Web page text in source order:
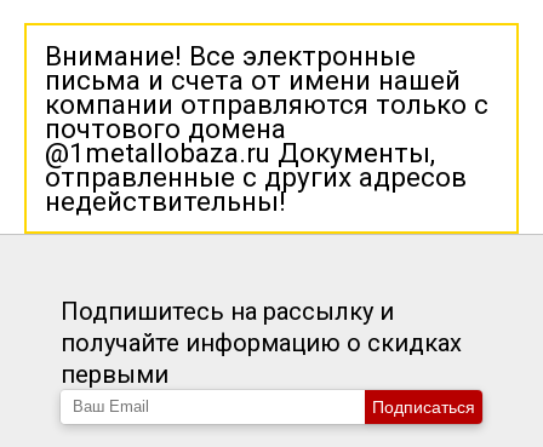
Внимание! Все электронные
письма и счета от имени нашей
компании отправляются только с
почтового домена
@1metallobaza.ru Документы,
отправленные с других адресов
недействительны!
Подпишитесь на рассылку и
получайте информацию о скидках
первыми
Подписаться